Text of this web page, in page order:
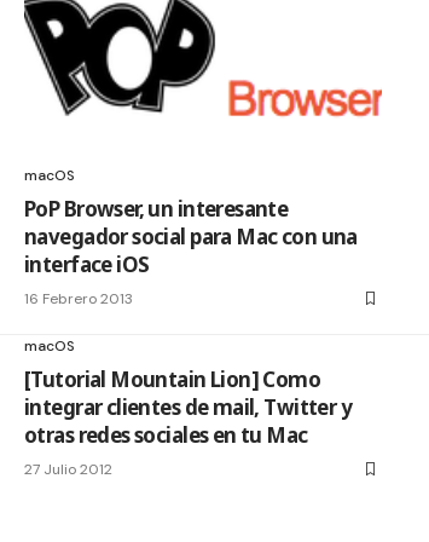
macOS
PoP Browser, un interesante
navegador social para Mac con una
interface iOS
16 Febrero 2013
macOS
[Tutorial Mountain Lion] Como
integrar clientes de mail, Twitter y
otras redes sociales en tu Mac
27 Julio 2012